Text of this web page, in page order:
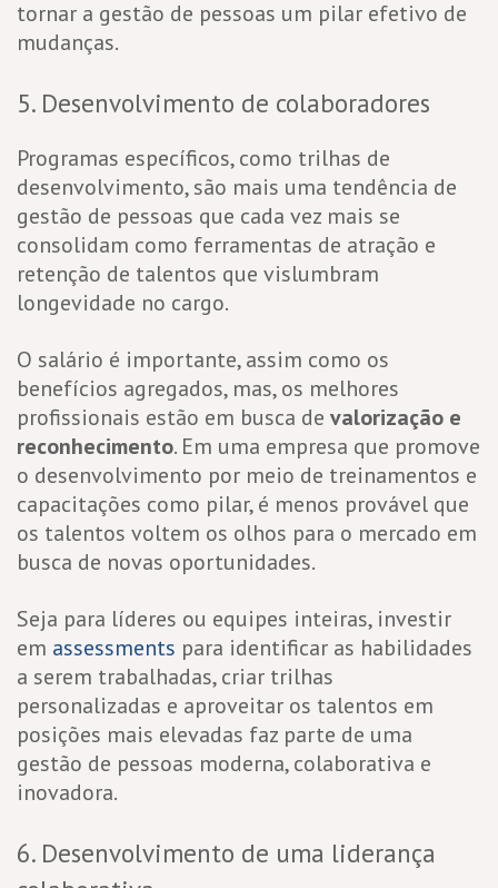
tornar a gestão de pessoas um pilar efetivo de
mudanças.
5. Desenvolvimento de colaboradores
Programas específicos, como trilhas de
desenvolvimento, são mais uma tendência de
gestão de pessoas que cada vez mais se
consolidam como ferramentas de atração e
retenção de talentos que vislumbram
longevidade no cargo.
O salário é importante, assim como os
benefícios agregados, mas, os melhores
profissionais estão em busca de valorização e
reconhecimento. Em uma empresa que promove
o desenvolvimento por meio de treinamentos e
capacitações como pilar, é menos provável que
os talentos voltem os olhos para o mercado em
busca de novas oportunidades.
Seja para líderes ou equipes inteiras, investir
em assessments para identificar as habilidades
a serem trabalhadas, criar trilhas
personalizadas e aproveitar os talentos em
posições mais elevadas faz parte de uma
gestão de pessoas moderna, colaborativa e
inovadora.
6. Desenvolvimento de uma liderança